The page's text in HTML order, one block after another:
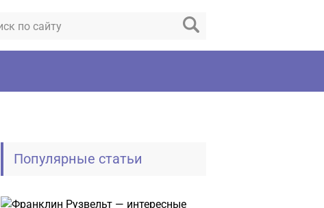
Популярные статьи